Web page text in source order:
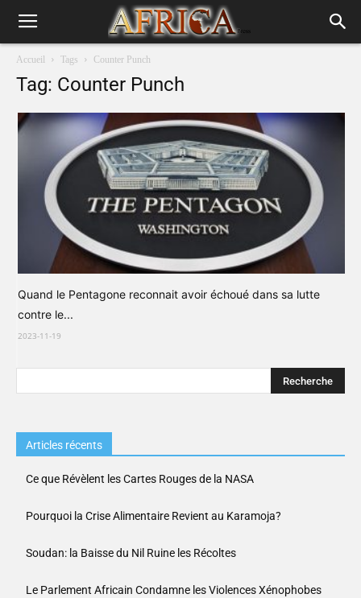
Accueil Tags Counter Punch
Tag: Counter Punch
Quand le Pentagone reconnait avoir échoué dans sa lutte
contre le...
2023-11-19
Articles récents
Ce que Révèlent les Cartes Rouges de la NASA
Pourquoi la Crise Alimentaire Revient au Karamoja?
Soudan: la Baisse du Nil Ruine les Récoltes
Le Parlement Africain Condamne les Violences Xénophobes